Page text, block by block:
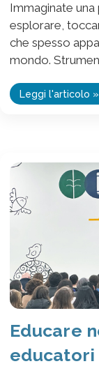
Immaginate
esplorare,
che spesso
mondo.
Leggi l'articolo »
Educare